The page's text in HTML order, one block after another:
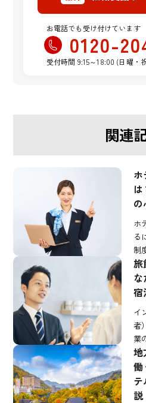
お電話でも受け付けています
0120-
受付時間 9:15～18:00 (日曜・
関連
ホ
る
制
旅
宿
イ
者
業
地
働
説